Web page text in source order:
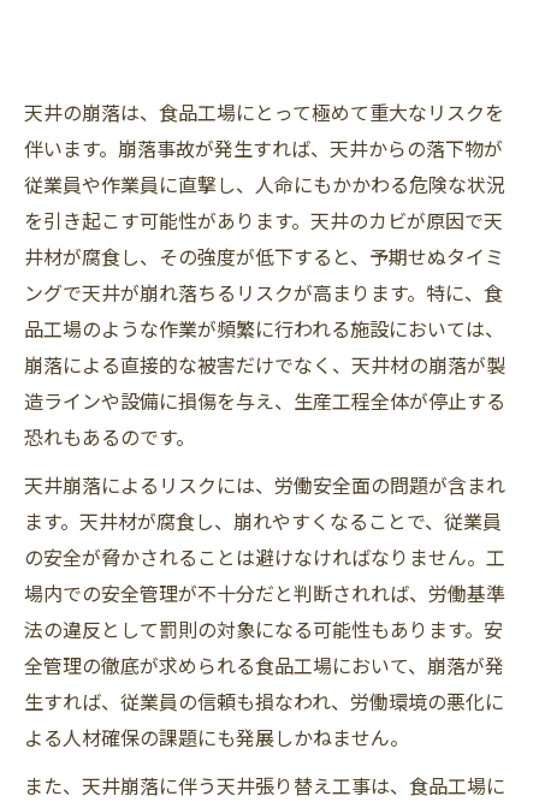
天井の崩落は、食品工場にとって極めて重大なリスクを
伴います。崩落事故が発生すれば、天井からの落下物が
従業員や作業員に直撃し、人命にもかかわる危険な状況
を引き起こす可能性があります。天井のカビが原因で天
井材が腐食し、その強度が低下すると、予期せぬタイミ
ングで天井が崩れ落ちるリスクが高まります。特に、食
品工場のような作業が頻繁に行われる施設においては、
崩落による直接的な被害だけでなく、天井材の崩落が製
造ラインや設備に損傷を与え、生産工程全体が停止する
恐れもあるのです。
天井崩落によるリスクには、労働安全面の問題が含まれ
ます。天井材が腐食し、崩れやすくなることで、従業員
の安全が脅かされることは避けなければなりません。工
場内での安全管理が不十分だと判断されれば、労働基準
法の違反として罰則の対象になる可能性もあります。安
全管理の徹底が求められる食品工場において、崩落が発
生すれば、従業員の信頼も損なわれ、労働環境の悪化に
よる人材確保の課題にも発展しかねません。
また、天井崩落に伴う天井張り替え工事は、食品工場に